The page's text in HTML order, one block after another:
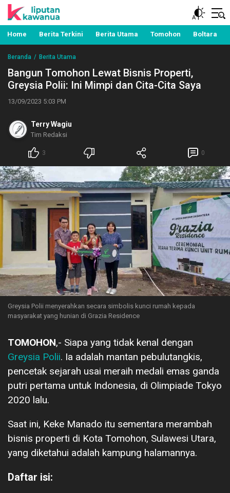
Liputan Kawanua
Berita Manado, Sulawesi Utara, Kawanua, Politik,
Pemerintahan, Hukum Kriminal dan Nasional
Home Berita Terkini Berita Utama Tomohon Boltara
Beranda Berita Utama
Bangun Tomohon Lewat Bisnis Properti,
Greysia Polii: Ini Mimpi dan Cita-Cita Saya
13/09/2023 5:03 PM
Terry Wagiu
Tim Redaksi
3 0
Greysia Polii menyerahkan secara simbolis kunci rumah kepada
masyarakat yang hunian di Grazia Residence
TOMOHON,- Siapa yang tidak kenal dengan
Greysia Polii. Ia adalah mantan pebulutangkis,
pencetak sejarah usai meraih medali emas ganda
putri pertama untuk Indonesia, di Olimpiade Tokyo
2020 lalu.
Saat ini, Keke Manado itu sementara merambah
bisnis properti di Kota Tomohon, Sulawesi Utara,
yang diketahui adalah kampung halamannya.
Daftar isi: